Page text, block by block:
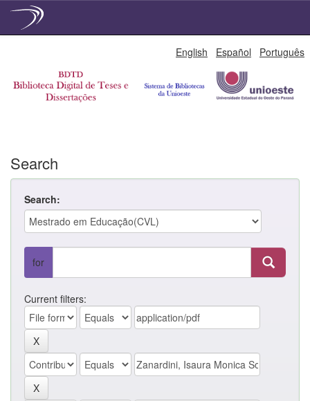
English Español Português
Search
Search:
for
Current filters: